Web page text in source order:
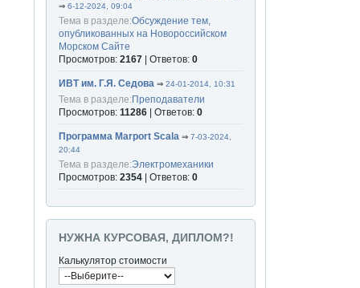
⇒6-12-2024, 09:04
Тема в разделе:Обсуждение тем,
опубликованных на Новороссийском
Морском Сайте
Просмотров:2167 | Ответов:0
ИВТ им. Г.Я. Седова ⇒24-01-2014, 10:31
Тема в разделе:Преподаватели
Просмотров:11286 | Ответов:0
Программа Marport Scala ⇒7-03-2024,
20:44
Тема в разделе:Электромеханики
Просмотров:2354 | Ответов:0
НУЖНА КУРСОВАЯ, ДИПЛОМ?!
Калькулятор стоимости